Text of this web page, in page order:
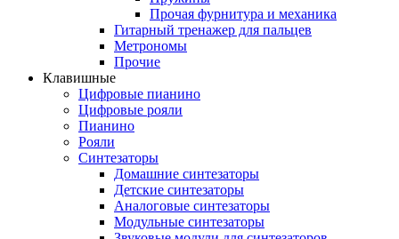
Прочая фурнитура и механика
Гитарный тренажер для пальцев
Метрономы
Прочие
Клавишные
Цифровые пианино
Цифровые рояли
Пианино
Рояли
Синтезаторы
Домашние синтезаторы
Детские синтезаторы
Аналоговые синтезаторы
Модульные синтезаторы